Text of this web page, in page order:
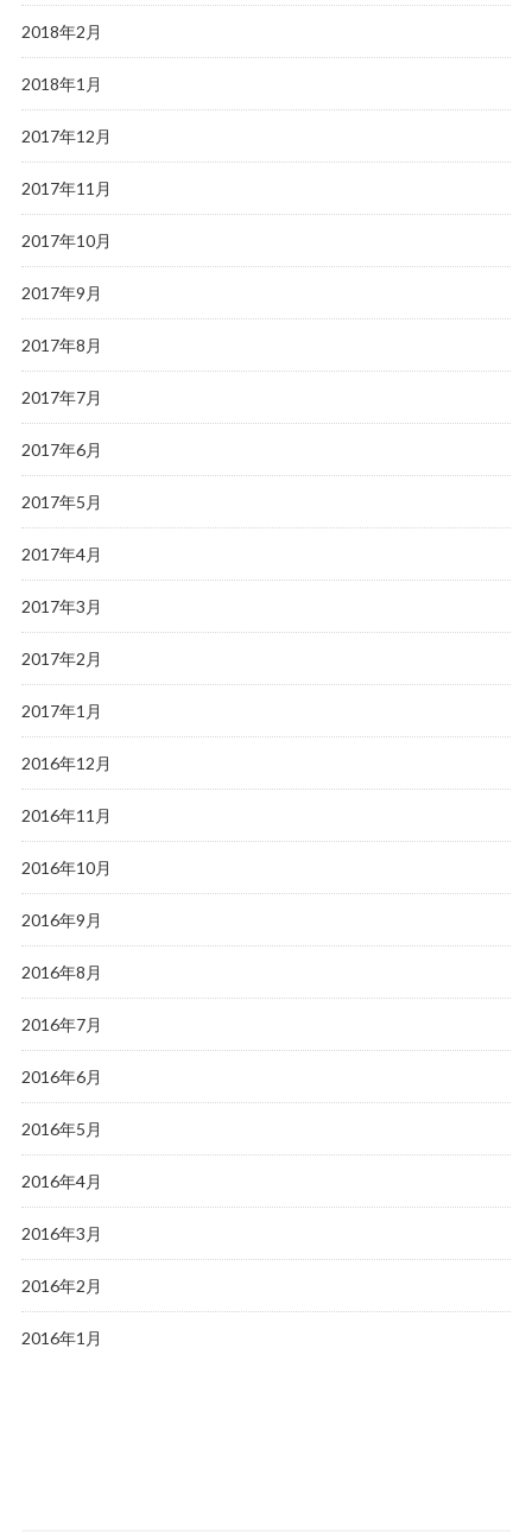
2018年2月
2018年1月
2017年12月
2017年11月
2017年10月
2017年9月
2017年8月
2017年7月
2017年6月
2017年5月
2017年4月
2017年3月
2017年2月
2017年1月
2016年12月
2016年11月
2016年10月
2016年9月
2016年8月
2016年7月
2016年6月
2016年5月
2016年4月
2016年3月
2016年2月
2016年1月